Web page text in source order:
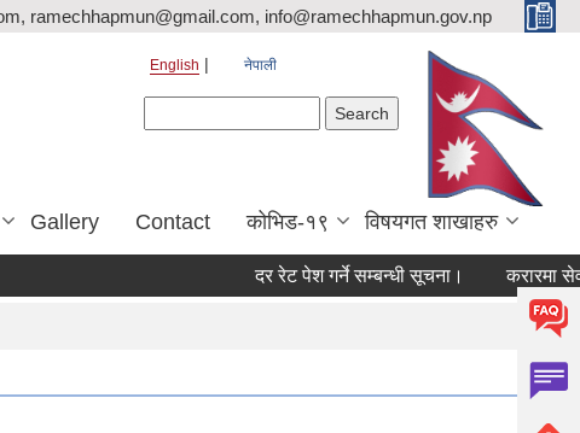
ramechhapmun@gmail.com, info@ramechhapmun.gov.np
English नेपाली
Gallery Contact कोभिड-१९ विषयगत शाखाहरु
दर रेट पेश गर्ने सम्बन्धी सूचना। करारमा सेवामा